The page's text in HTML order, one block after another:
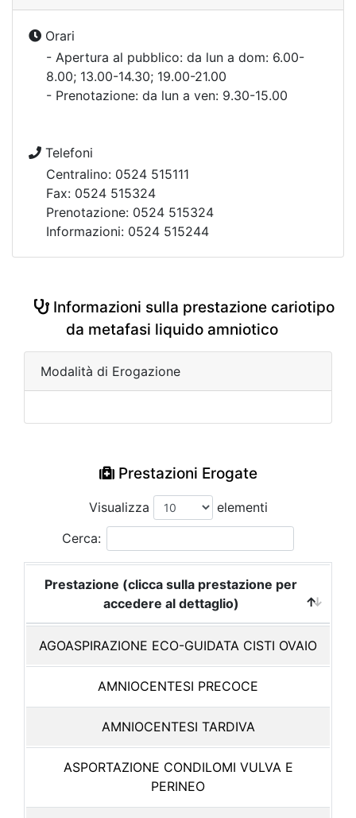
Orari
- Apertura al pubblico: da lun a dom: 6.00-
8.00; 13.00-14.30; 19.00-21.00
- Prenotazione: da lun a ven: 9.30-15.00
Telefoni
Centralino: 0524 515111
Fax: 0524 515324
Prenotazione: 0524 515324
Informazioni: 0524 515244
Informazioni sulla prestazione cariotipo
da metafasi liquido amniotico
Modalità di Erogazione
Prestazioni Erogate
Visualizza
elementi
Cerca:
Prestazione (clicca sulla prestazione per
accedere al dettaglio)
AGOASPIRAZIONE ECO-GUIDATA CISTI OVAIO
AMNIOCENTESI PRECOCE
AMNIOCENTESI TARDIVA
ASPORTAZIONE CONDILOMI VULVA E
PERINEO